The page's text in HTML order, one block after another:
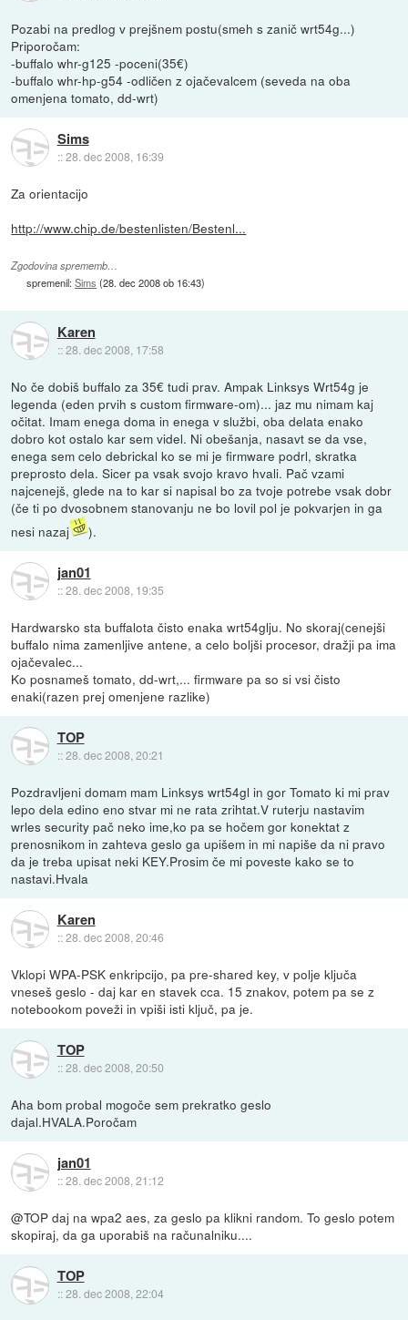
Pozabi na predlog v prejšnem postu(smeh s zanič wrt54g...)
Priporočam:
-buffalo whr-g125 -poceni(35€)
-buffalo whr-hp-g54 -odličen z ojačevalcem (seveda na oba
omenjena tomato, dd-wrt)
Sims
::28. dec 2008, 16:39
Za orientacijo
http://www.chip.de/bestenlisten/Bestenl...
Zgodovina sprememb…
spremenil:Sims (28. dec 2008 ob 16:43)
Karen
::28. dec 2008, 17:58
No če dobiš buffalo za 35€ tudi prav. Ampak Linksys Wrt54g je
legenda (eden prvih s custom firmware-om)... jaz mu nimam kaj
očitat. Imam enega doma in enega v službi, oba delata enako
dobro kot ostalo kar sem videl. Ni obešanja, nasavt se da vse,
enega sem celo debrickal ko se mi je firmware podrl, skratka
preprosto dela. Sicer pa vsak svojo kravo hvali. Pač vzami
najcenejš, glede na to kar si napisal bo za tvoje potrebe vsak dobr
(če ti po dvosobnem stanovanju ne bo lovil pol je pokvarjen in ga
nesi nazaj
).
jan01
::28. dec 2008, 19:35
Hardwarsko sta buffalota čisto enaka wrt54glju. No skoraj(cenejši
buffalo nima zamenljive antene, a celo boljši procesor, dražji pa ima
ojačevalec...
Ko posnameš tomato, dd-wrt,... firmware pa so si vsi čisto
enaki(razen prej omenjene razlike)
TOP
::28. dec 2008, 20:21
Pozdravljeni domam mam Linksys wrt54gl in gor Tomato ki mi prav
lepo dela edino eno stvar mi ne rata zrihtat.V ruterju nastavim
wrles security pač neko ime,ko pa se hočem gor konektat z
prenosnikom in zahteva geslo ga upišem in mi napiše da ni pravo
da je treba upisat neki KEY.Prosim če mi poveste kako se to
nastavi.Hvala
Karen
::28. dec 2008, 20:46
Vklopi WPA-PSK enkripcijo, pa pre-shared key, v polje ključa
vneseš geslo - daj kar en stavek cca. 15 znakov, potem pa se z
notebookom poveži in vpiši isti ključ, pa je.
TOP
::28. dec 2008, 20:50
Aha bom probal mogoče sem prekratko geslo
dajal.HVALA.Poročam
jan01
::28. dec 2008, 21:12
@TOP daj na wpa2 aes, za geslo pa klikni random. To geslo potem
skopiraj, da ga uporabiš na računalniku....
TOP
::28. dec 2008, 22:04